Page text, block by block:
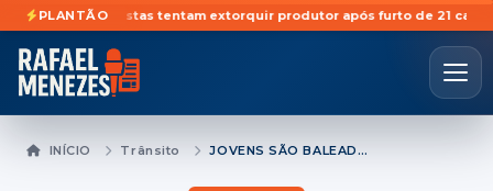
PLANTÃO
Golpistas tentam extorquir produtor após furto de 21 cabeças de
INÍCIO Trânsito JOVENS SÃO BALEADOS DURANTE ATAQUE A TIROS EM CAMPO DE FUTEBOL NO BAIRRO SALGADO FILHO EM SANTA MARIA